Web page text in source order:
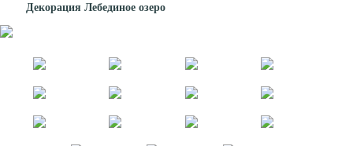
Декорация Лебединое озеро